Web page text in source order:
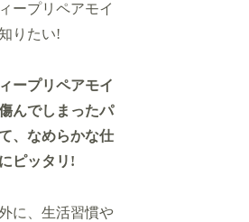
ープリペアモイ
りたい!
ープリペアモイ
んでしまったパ
、なめらかな仕
ピッタリ!
に、生活習慣や